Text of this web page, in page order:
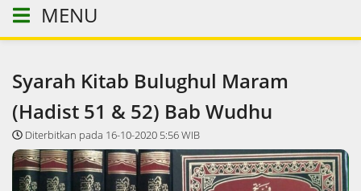
MENU
Syarah Kitab Bulughul Maram
(Hadist 51 & 52) Bab Wudhu
Diterbitkan pada 16-10-2020 5:56 WIB